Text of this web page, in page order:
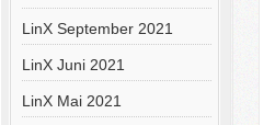
LinX September 2021
LinX Juni 2021
LinX Mai 2021